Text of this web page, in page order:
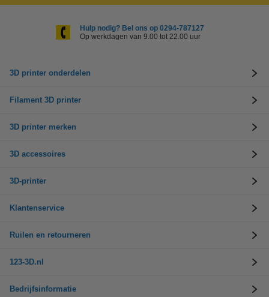
Hulp nodig? Bel ons op 0294-787127
Op werkdagen van 9.00 tot 22.00 uur
3D printer onderdelen
Filament 3D printer
3D printer merken
3D accessoires
3D-printer
Klantenservice
Ruilen en retourneren
123-3D.nl
Bedrijfsinformatie